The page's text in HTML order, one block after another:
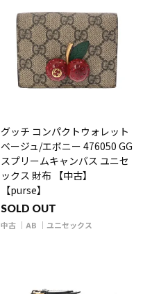
グッチ コンパクトウォレット
ベージュ/エボニー 476050 GG
スプリームキャンバス ユニセ
ックス 財布 【中古】
【purse】
SOLD OUT
中古 AB ユニセックス